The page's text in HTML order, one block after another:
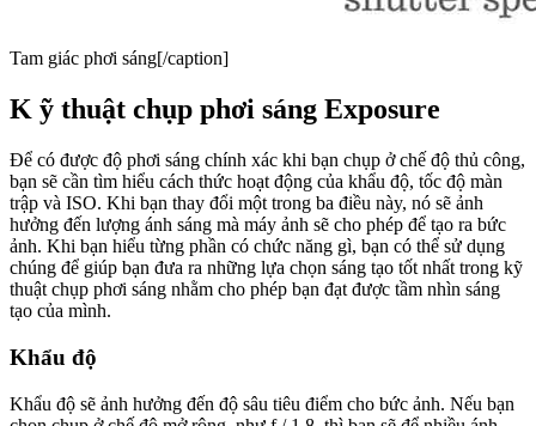
Tam giác phơi sáng[/caption]
K ỹ thuật chụp phơi sáng Exposure
Để có được độ phơi sáng chính xác khi bạn chụp ở chế độ thủ công,
bạn sẽ cần tìm hiểu cách thức hoạt động của khẩu độ, tốc độ màn
trập và ISO. Khi bạn thay đổi một trong ba điều này, nó sẽ ảnh
hưởng đến lượng ánh sáng mà máy ảnh sẽ cho phép để tạo ra bức
ảnh. Khi bạn hiểu từng phần có chức năng gì, bạn có thể sử dụng
chúng để giúp bạn đưa ra những lựa chọn sáng tạo tốt nhất trong kỹ
thuật chụp phơi sáng nhằm cho phép bạn đạt được tầm nhìn sáng
tạo của mình.
Khẩu độ
Khẩu độ sẽ ảnh hưởng đến độ sâu tiêu điểm cho bức ảnh. Nếu bạn